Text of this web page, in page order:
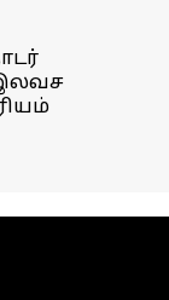
இலவச